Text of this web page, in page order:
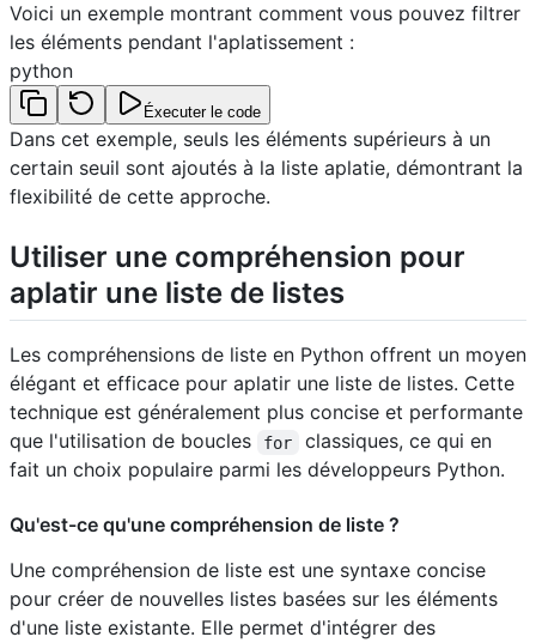
Voici un exemple montrant comment vous pouvez filtrer
les éléments pendant l'aplatissement :
python
Éxecuter le code
Dans cet exemple, seuls les éléments supérieurs à un
certain seuil sont ajoutés à la liste aplatie, démontrant la
flexibilité de cette approche.
Utiliser une compréhension pour
aplatir une liste de listes
Les compréhensions de liste en Python offrent un moyen
élégant et efficace pour aplatir une liste de listes. Cette
technique est généralement plus concise et performante
que l'utilisation de boucles
for
classiques, ce qui en
fait un choix populaire parmi les développeurs Python.
Qu'est-ce qu'une compréhension de liste ?
Une compréhension de liste est une syntaxe concise
pour créer de nouvelles listes basées sur les éléments
d'une liste existante. Elle permet d'intégrer des